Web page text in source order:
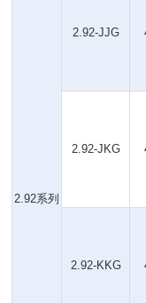
2.92系列
2.92-JJG
2.92-JKG
2.92-KKG